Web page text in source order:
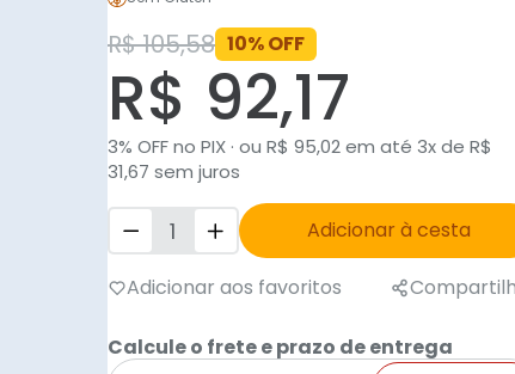
R$ 105,58 10% OFF
R$ 92,17
3% OFF no PIX · ou R$ 95,02 em até 3x de R$
31,67 sem juros
Adicionar à cesta
Adicionar aos favoritos
Calcule o frete e prazo de entrega